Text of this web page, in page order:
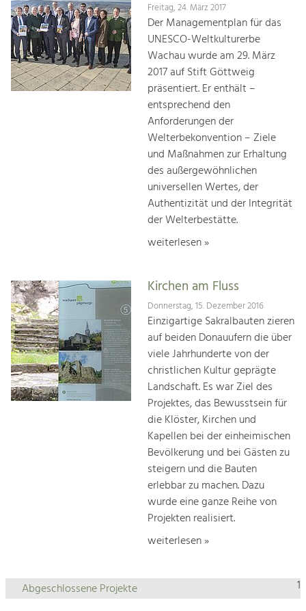
Freitag, 24. März 2017
Der Managementplan für das
UNESCO-Weltkulturerbe
Wachau wurde am 29. März
2017 auf Stift Göttweig
präsentiert. Er enthält –
entsprechend den
Anforderungen der
Welterbekonvention – Ziele
und Maßnahmen zur Erhaltung
des außergewöhnlichen
universellen Wertes, der
Authentizität und der Integrität
der Welterbestätte.
weiterlesen »
Kirchen am Fluss
Donnerstag, 15. Dezember 2016
Einzigartige Sakralbauten zieren
auf beiden Donauufern die über
viele Jahrhunderte von der
christlichen Kultur geprägte
Landschaft. Es war Ziel des
Projektes, das Bewusstsein für
die Klöster, Kirchen und
Kapellen bei der einheimischen
Bevölkerung und bei Gästen zu
steigern und die Bauten
erlebbar zu machen. Dazu
wurde eine ganze Reihe von
Projekten realisiert.
weiterlesen »
1
Abgeschlossene Projekte